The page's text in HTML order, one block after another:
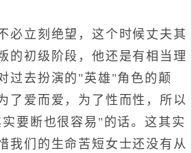
立刻绝望，这个时候丈夫其
的初级阶段，他还是有相当理
过去扮演的"英雄"角色的颠
了爱而爱，为了性而性，所以
要断也很容易"的话。这其实
我们的生命苦短女士还没有从